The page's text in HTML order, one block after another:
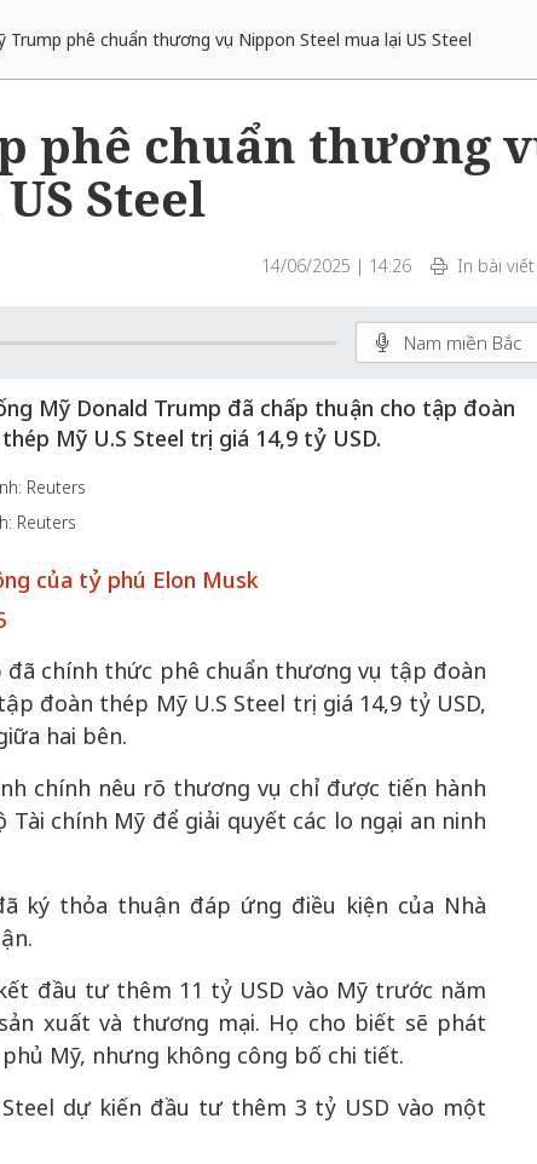
Trump phê chuẩn thương vụ Nippon Steel mua lại US Steel
phê chuẩn thương
Steel
14/06/2025 | 14:26 In bài viết
Nam miền Bắc
Mỹ Donald Trump đã chấp thuận cho tập đoàn
Mỹ U.S Steel trị giá 14,9 tỷ USD.
Reuters
của tỷ phú Elon Musk
chính thức phê chuẩn thương vụ tập đoàn
đoàn thép Mỹ U.S Steel trị giá 14,9 tỷ USD,
hai bên.
chính nêu rõ thương vụ chỉ được tiến hành
chính Mỹ để giải quyết các lo ngại an ninh
ký thỏa thuận đáp ứng điều kiện của Nhà
đầu tư thêm 11 tỷ USD vào Mỹ trước năm
xuất và thương mại. Họ cho biết sẽ phát
Mỹ, nhưng không công bố chi tiết.
dự kiến đầu tư thêm 3 tỷ USD vào một
nhà
làng ven sông Hồng
Nội